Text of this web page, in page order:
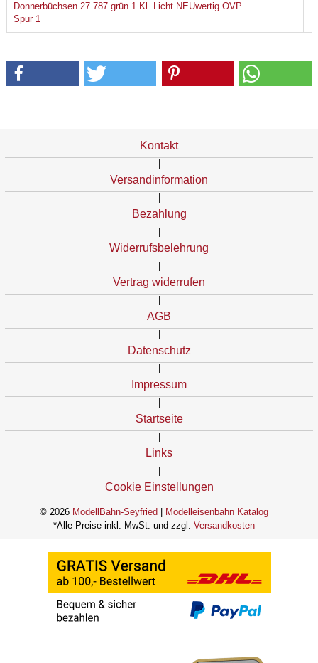
Donnerbüchsen 27 787 grün 1 Kl. Licht NEUwertig OVP
Spur 1
Kontakt
Versandinformation
Bezahlung
Widerrufsbelehrung
Vertrag widerrufen
AGB
Datenschutz
Impressum
Startseite
Links
Cookie Einstellungen
© 2026 ModellBahn-Seyfried
Modelleisenbahn Katalog
*Alle Preise inkl. MwSt. und zzgl. Versandkosten